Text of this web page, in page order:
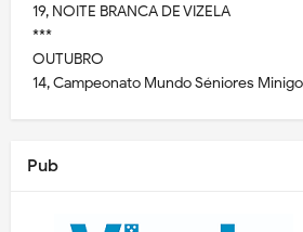
19, NOITE BRANCA DE VIZELA
***
OUTUBRO
14, Campeonato Mundo Séniores
Pub